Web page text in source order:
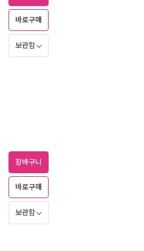
바로구매
보관함
장바구니
바로구매
보관함